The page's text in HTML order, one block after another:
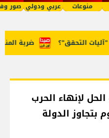
منوعات عربي ودولي صور
ضربة التحقق"؟
لإنهاء الحرب
بتجاوز الدولة